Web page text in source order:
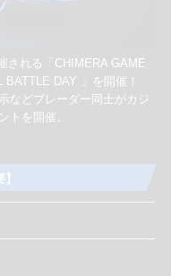
される「CHIMERA GAME
DAY 」を開催！
などブレーダー同士がカジ
トを開催。